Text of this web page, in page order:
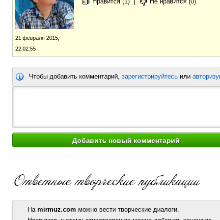
21 февраля 2015,
22:02:55
Чтобы добавить комментарий, зарегистрируйтесь или
На mirmuz.com можно вести творческие диалоги.